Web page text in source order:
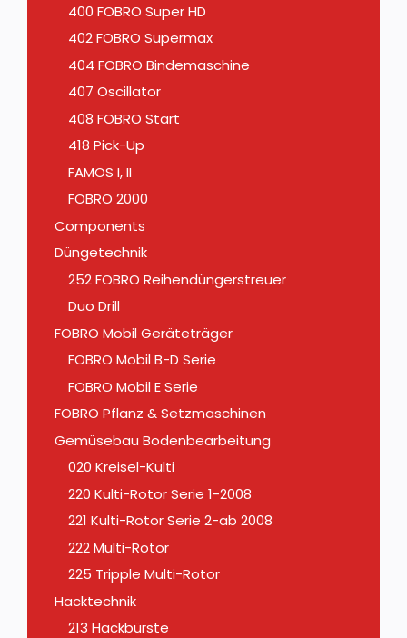
400 FOBRO Super HD
402 FOBRO Supermax
404 FOBRO Bindemaschine
407 Oscillator
408 FOBRO Start
418 Pick-Up
FAMOS I, II
FOBRO 2000
Components
Düngetechnik
252 FOBRO Reihendüngerstreuer
Duo Drill
FOBRO Mobil Geräteträger
FOBRO Mobil B-D Serie
FOBRO Mobil E Serie
FOBRO Pflanz & Setzmaschinen
Gemüsebau Bodenbearbeitung
020 Kreisel-Kulti
220 Kulti-Rotor Serie 1-2008
221 Kulti-Rotor Serie 2-ab 2008
222 Multi-Rotor
225 Tripple Multi-Rotor
Hacktechnik
213 Hackbürste